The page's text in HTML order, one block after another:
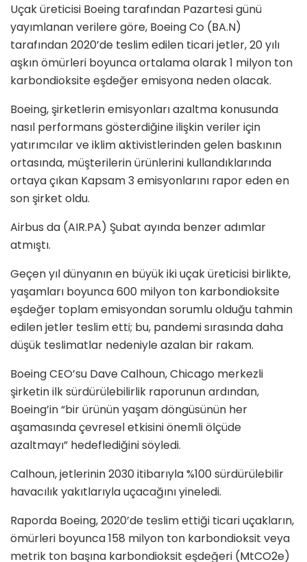
Uçak üreticisi Boeing tarafından Pazartesi günü
yayımlanan verilere göre, Boeing Co (BA.N)
tarafından 2020’de teslim edilen ticari jetler, 20 yılı
aşkın ömürleri boyunca ortalama olarak 1 milyon ton
karbondioksite eşdeğer emisyona neden olacak.
Boeing, şirketlerin emisyonları azaltma konusunda
nasıl performans gösterdiğine ilişkin veriler için
yatırımcılar ve iklim aktivistlerinden gelen baskının
ortasında, müşterilerin ürünlerini kullandıklarında
ortaya çıkan Kapsam 3 emisyonlarını rapor eden en
son şirket oldu.
Airbus da (AIR.PA) Şubat ayında benzer adımlar
atmıştı.
Geçen yıl dünyanın en büyük iki uçak üreticisi birlikte,
yaşamları boyunca 600 milyon ton karbondioksite
eşdeğer toplam emisyondan sorumlu olduğu tahmin
edilen jetler teslim etti; bu, pandemi sırasında daha
düşük teslimatlar nedeniyle azalan bir rakam.
Boeing CEO’su Dave Calhoun, Chicago merkezli
şirketin ilk sürdürülebilirlik raporunun ardından,
Boeing’in “bir ürünün yaşam döngüsünün her
aşamasında çevresel etkisini önemli ölçüde
azaltmayı” hedeflediğini söyledi.
Calhoun, jetlerinin 2030 itibarıyla %100 sürdürülebilir
havacılık yakıtlarıyla uçacağını yineledi.
Raporda Boeing, 2020’de teslim ettiği ticari uçakların,
ömürleri boyunca 158 milyon ton karbondioksit veya
metrik ton başına karbondioksit eşdeğeri (MtCO2e)